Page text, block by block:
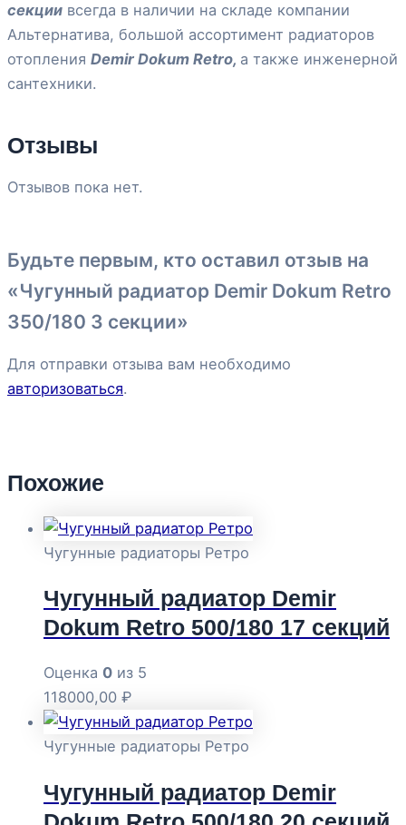
секции всегда в наличии на складе компании
Альтернатива, большой ассортимент радиаторов
отопления Demir Dokum Retro, а также инженерной
сантехники.
Отзывы
Отзывов пока нет.
Будьте первым, кто оставил отзыв на
«Чугунный радиатор Demir Dokum Retro
350/180 3 секции»
Для отправки отзыва вам необходимо
авторизоваться.
Похожие
Чугунные радиаторы Ретро
Чугунный радиатор Demir
Dokum Retro 500/180 17 секций
Оценка 0 из 5
118000,00 ₽
Чугунные радиаторы Ретро
Чугунный радиатор Demir